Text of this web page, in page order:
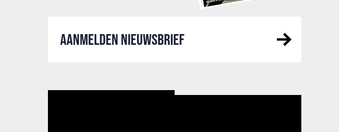
AANMELDEN NIEUWSBRIEF